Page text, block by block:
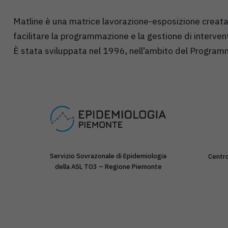
Matline è una matrice lavorazione-esposizione
facilitare la programmazione e la gestione di
È stata sviluppata nel 1996, nell’ambito del
Servizio Sovrazonale di Epidemiologia
della ASL TO3 – Regione Piemonte